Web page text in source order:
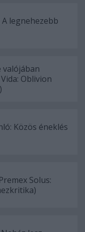
legnehezebb
valójában
Oblivion
Közös éneklés
Solus: